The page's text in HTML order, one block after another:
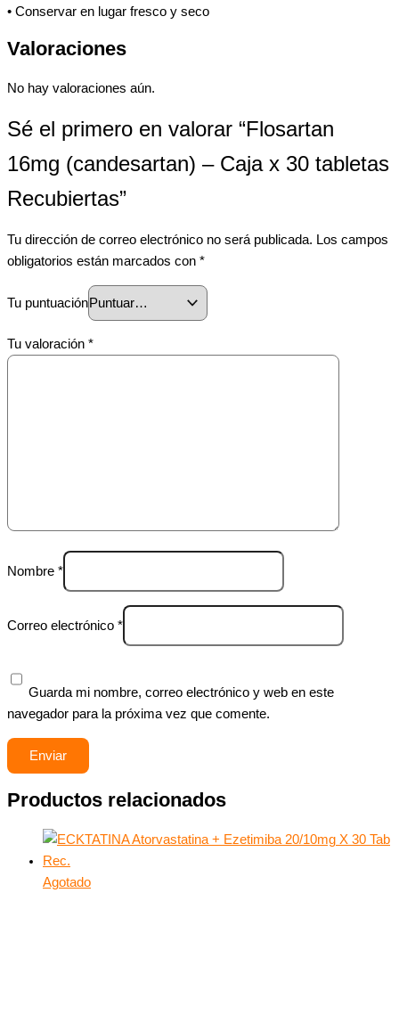
• Conservar en lugar fresco y seco
Valoraciones
No hay valoraciones aún.
Sé el primero en valorar “Flosartan
16mg (candesartan) – Caja x 30 tabletas
Recubiertas”
Tu dirección de correo electrónico no será publicada. Los campos
obligatorios están marcados con *
Tu puntuación
Tu valoración *
Nombre *
Correo electrónico *
Guarda mi nombre, correo electrónico y web en este
navegador para la próxima vez que comente.
Productos relacionados
Agotado